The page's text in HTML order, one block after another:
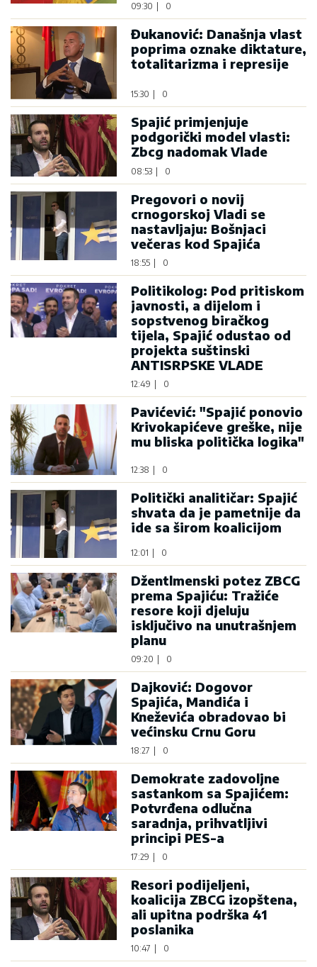
09:30 0
Đukanović: Današnja vlast
poprima oznake diktature,
totalitarizma i represije
15:30 0
Spajić primjenjuje
podgorički model vlasti:
Zbcg nadomak Vlade
08:53 0
Pregovori o novij
crnogorskoj Vladi se
nastavljaju: Bošnjaci
večeras kod Spajića
18:55 0
Politikolog: Pod pritiskom
javnosti, a dijelom i
sopstvenog biračkog
tijela, Spajić odustao od
projekta suštinski
ANTISRPSKE VLADE
12:49 0
Pavićević: "Spajić ponovio
Krivokapićeve greške, nije
mu bliska politička logika"
12:38 0
Politički analitičar: Spajić
shvata da je pametnije da
ide sa širom koalicijom
12:01 0
Džentlmenski potez ZBCG
prema Spajiću: Tražiće
resore koji djeluju
isključivo na unutrašnjem
planu
09:20 0
Dajković: Dogovor
Spajića, Mandića i
Kneževića obradovao bi
većinsku Crnu Goru
18:27 0
Demokrate zadovoljne
sastankom sa Spajićem:
Potvrđena odlučna
saradnja, prihvatljivi
principi PES-a
17:29 0
Resori podijeljeni,
koalicija ZBCG izopštena,
ali upitna podrška 41
poslanika
10:47 0